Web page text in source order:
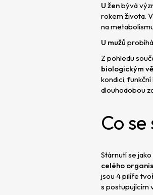
U ženbývá
rokem života.
na
U mužů
Z pohledu
biologickým
kondici,
dlouhodobou
Co
Stárnutí se
celého
jsou 4 pilíře
s postupujícím